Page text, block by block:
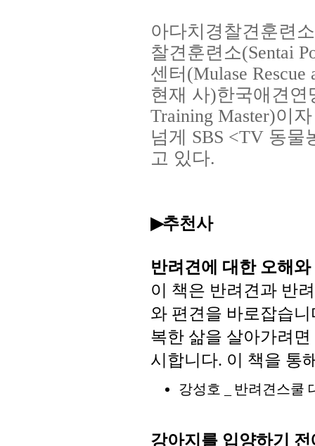
아다치경찰견훈련소
찰견훈련소(Sentai
센터(Mulase Rescue
현재 사)한국애견연
Training Master)이
넘게 SBS <TV 동물
고 있다.
▶추천사
반려견에 대한 오해와
이 책은 반려견과 반
와 편견을 바로잡습
복한 삶을 살아가려면
시합니다. 이 책을 통
강성호 반려견스쿨
강아지를 입양하기